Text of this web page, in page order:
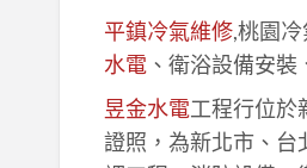
平鎮冷氣維修,桃園冷
水電、衛浴設備安裝
昱金水電工程行位於
證照，為新北市、台